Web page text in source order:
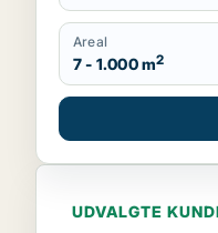
Areal
7 - 1.000 m2
UDVALGTE